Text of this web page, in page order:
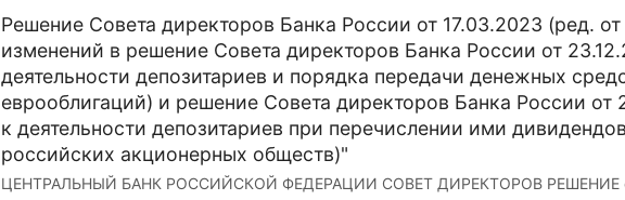
Решение Совета директоров Банка России от 17.03.2023 (ред.
изменений в решение Совета директоров Банка России от
деятельности депозитариев и порядка передачи денежных
еврооблигаций) и решение Совета директоров Банка России от
к деятельности депозитариев при перечислении ими
российских акционерных обществ)"
ЦЕНТРАЛЬНЫЙ БАНК РОССИЙСКОЙ ФЕДЕРАЦИИ СОВЕТ ДИРЕКТОРОВ РЕШЕНИЕ